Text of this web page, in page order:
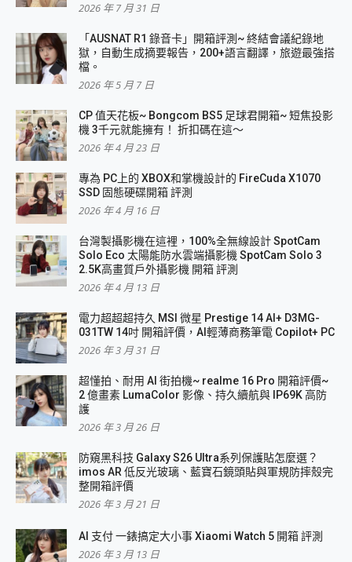
2026 年 7 月 31 日
「AUSNAT R1 錄音卡」開箱評測~ 終結會議紀錄地
獄，自動生成摘要報告，200+語言翻譯，旅遊最強搭
檔。
2026 年 5 月 7 日
CP 值天花板~ Bongcom BS5 足球君開箱~ 短焦投影
機 3千元就能擁有！ 折扣碼在這～
2026 年 4 月 23 日
專為 PC上的 XBOX和掌機設計的 FireCuda X1070
SSD 固態硬碟開箱 評測
2026 年 4 月 16 日
台灣製攝影機在這裡，100%全無線設計 SpotCam
Solo Eco 太陽能防水雲端攝影機 SpotCam Solo 3
2.5K高畫質戶外攝影機 開箱 評測
2026 年 4 月 13 日
電力超超超持久 MSI 微星 Prestige 14 AI+ D3MG-
031TW 14吋 開箱評價，AI輕薄商務筆電 Copilot+ PC
2026 年 3 月 31 日
超懂拍、耐用 AI 街拍機~ realme 16 Pro 開箱評價~
2 億畫素 LumaColor 影像、持久續航與 IP69K 高防
護
2026 年 3 月 26 日
防窺黑科技 Galaxy S26 Ultra系列保護貼怎麼選？
imos AR 低反光玻璃、藍寶石鏡頭貼與軍規防摔殼完
整開箱評價
2026 年 3 月 21 日
AI 支付 一錶搞定大小事 Xiaomi Watch 5 開箱 評測
2026 年 3 月 13 日